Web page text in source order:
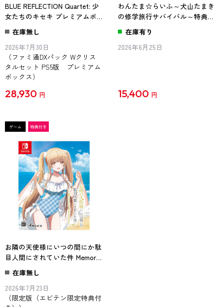
BLUE REFLECTION Quartet: 少
女たちのキセキ プレミアムボ
ックス ファミ通DXパック Wク
リスタルセット PS5版
在庫無し
2026年7月30日
（ファミ通DXパック Wクリス
タルセット PS5版 プレミアム
ボックス）
28,930 円
わんたま☆らいふ～犬山たまき
の修学旅行サバイバル～特典ボ
ックス ファミ通DXパック
在庫有り
2026年6月25日
15,400 円
お隣の天使様にいつの間にか駄
目人間にされていた件 Memorial
Vacation 限定版（エビテン限定
特典付き）
在庫無し
2026年7月23日
（限定版（エビテン限定特典付